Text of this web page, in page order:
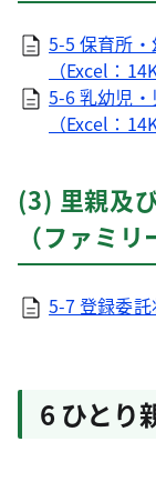
5-5 保育所
（Excel：
5-6 乳幼児
（Excel：
(3) 里親及
（ファミリ
5-7 登録委託
6 ひとり